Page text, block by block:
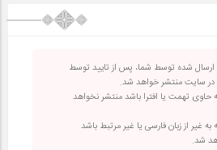
ارسال شده توسط شما، پس از تایید توسط
در سایت منتشر خواهد شد.
حاوی تهمت یا افترا باشد منتشر نخواهد
به غیر از زبان فارسی یا غیر مرتبط باشد
شد.